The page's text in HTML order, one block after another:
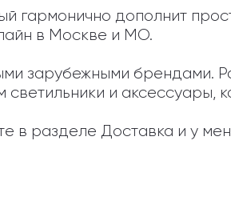
гармонично дополнит
в Москве и МО.
зарубежными брендами.
и аксессуары,
в разделе Доставка и у